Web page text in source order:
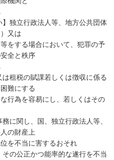
独立行政法人等、地方公共団体
又は
する場合において、犯罪の予
全と秩序
租税の賦課若しくは徴収に係る
難にする
為を容易にし、若しくはその
に関し、国、独立行政法人等、
の財産上
を不当に害するおそれ
の公正かつ能率的な遂行を不当